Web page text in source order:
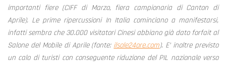
importanti fiere (CIFF di Marzo, fiera campionaria di Canton di
Aprile). Le prime ripercussioni In Italia cominciano a manifestarsi,
infatti sembra che 30.000 visitatori Cinesi abbiano già dato forfait al
Salone del Mobile di Aprile (fonte: ilsole24ore.com). E’ inoltre previsto
un calo di turisti con conseguente riduzione del PIL nazionale verso